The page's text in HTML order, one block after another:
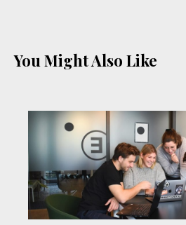
You Might Also Like